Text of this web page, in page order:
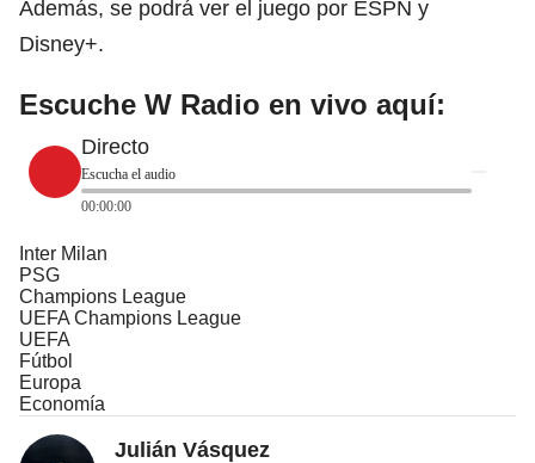
Además, se podrá ver el juego por ESPN y
Disney+.
Escuche W Radio en vivo aquí:
Directo
Escucha el audio
00:00:00
Inter Milan
PSG
Champions League
UEFA Champions League
UEFA
Fútbol
Europa
Economía
Julián Vásquez